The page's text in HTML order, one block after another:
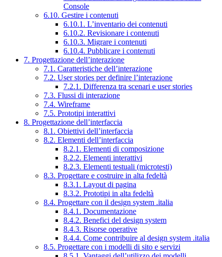
Console
6.10. Gestire i contenuti
6.10.1. L’inventario dei contenuti
6.10.2. Revisionare i contenuti
6.10.3. Migrare i contenuti
6.10.4. Pubblicare i contenuti
7. Progettazione dell’interazione
7.1. Caratteristiche dell’interazione
7.2. User stories per definire l’interazione
7.2.1. Differenza tra scenari e user stories
7.3. Flussi di interazione
7.4. Wireframe
7.5. Prototipi interattivi
8. Progettazione dell’interfaccia
8.1. Obiettivi dell’interfaccia
8.2. Elementi dell’interfaccia
8.2.1. Elementi di composizione
8.2.2. Elementi interattivi
8.2.3. Elementi testuali (microtesti)
8.3. Progettare e costruire in alta fedeltà
8.3.1. Layout di pagina
8.3.2. Prototipi in alta fedeltà
8.4. Progettare con il design system .italia
8.4.1. Documentazione
8.4.2. Benefici del design system
8.4.3. Risorse operative
8.4.4. Come contribuire al design system .italia
8.5. Progettare con i modelli di sito e servizi